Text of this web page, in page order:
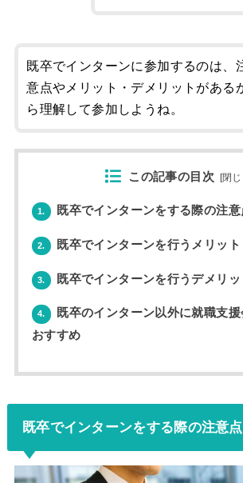
既卒でインターンに参加するのは、
意点やメリット・デメリットがある
ら理解して参加しようね。
この記事の目次 [閉
1. 既卒でインターンをする際の注意
2. 既卒でインターンを行うメリット
3. 既卒でインターンを行うデメリッ
4.
既卒のインターン以外に就職支
おすすめ
既卒でインターンをする際の注意点